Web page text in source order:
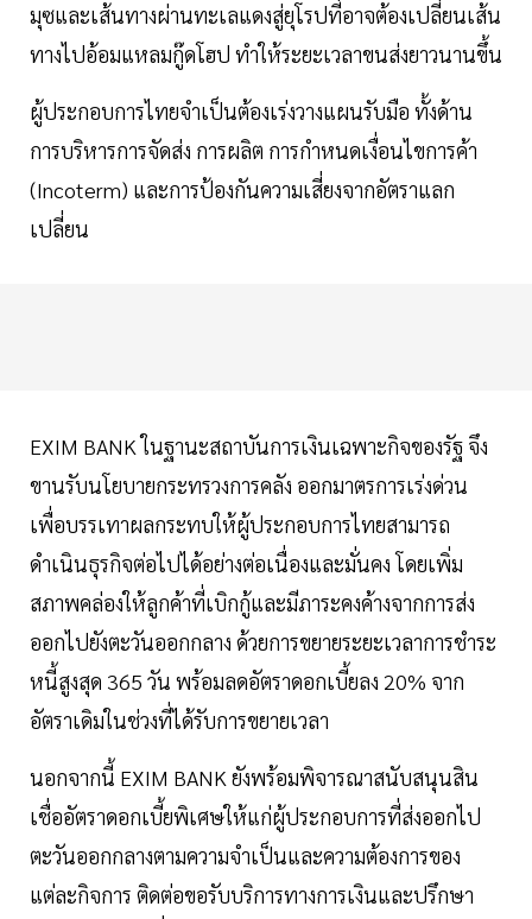
มุซและเส้นทางผ่านทะเลแดงสู่ยุโรปที่อาจต้องเปลี่ยนเส้น
ทางไปอ้อมแหลมกู๊ดโฮป ทำให้ระยะเวลาขนส่งยาวนานขึ้น
ผู้ประกอบการไทยจำเป็นต้องเร่งวางแผนรับมือ ทั้งด้าน
การบริหารการจัดส่ง การผลิต การกำหนดเงื่อนไขการค้า
(Incoterm) และการป้องกันความเสี่ยงจากอัตราแลก
เปลี่ยน
EXIM BANK ในฐานะสถาบันการเงินเฉพาะกิจของรัฐ จึง
ขานรับนโยบายกระทรวงการคลัง ออกมาตรการเร่งด่วน
เพื่อบรรเทาผลกระทบให้ผู้ประกอบการไทยสามารถ
ดำเนินธุรกิจต่อไปได้อย่างต่อเนื่องและมั่นคง โดยเพิ่ม
สภาพคล่องให้ลูกค้าที่เบิกกู้และมีภาระคงค้างจากการส่ง
ออกไปยังตะวันออกกลาง ด้วยการขยายระยะเวลาการชำระ
หนี้สูงสุด 365 วัน พร้อมลดอัตราดอกเบี้ยลง 20% จาก
อัตราเดิมในช่วงที่ได้รับการขยายเวลา
นอกจากนี้ EXIM BANK ยังพร้อมพิจารณาสนับสนุนสิน
เชื่ออัตราดอกเบี้ยพิเศษให้แก่ผู้ประกอบการที่ส่งออกไป
ตะวันออกกลางตามความจำเป็นและความต้องการของ
แต่ละกิจการ ติดต่อขอรับบริการทางการเงินและปรึกษา